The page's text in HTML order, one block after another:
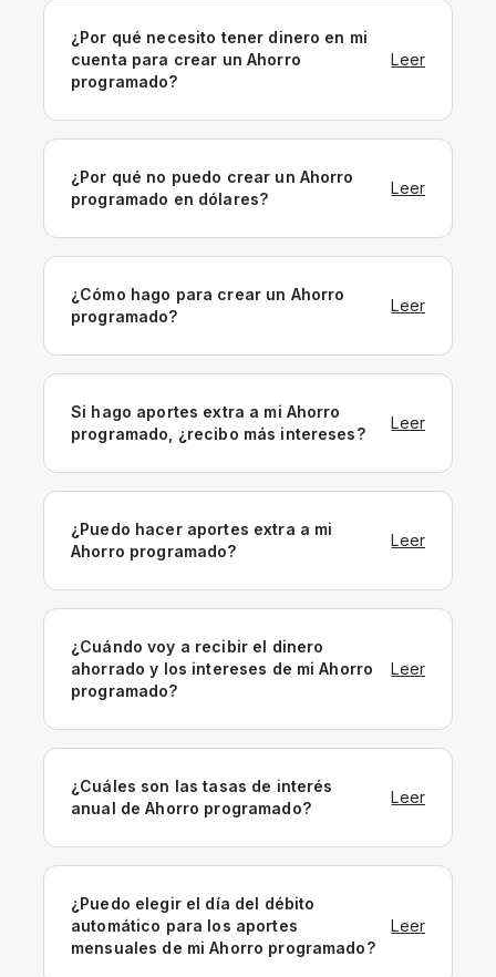
¿Por qué necesito tener dinero en mi
cuenta para crear un Ahorro
programado?
Leer
¿Por qué no puedo crear un Ahorro
programado en dólares?
Leer
¿Cómo hago para crear un Ahorro
programado?
Leer
Si hago aportes extra a mi Ahorro
programado, ¿recibo más intereses?
Leer
¿Puedo hacer aportes extra a mi
Ahorro programado?
Leer
¿Cuándo voy a recibir el dinero
ahorrado y los intereses de mi Ahorro
programado?
Leer
¿Cuáles son las tasas de interés
anual de Ahorro programado?
Leer
¿Puedo elegir el día del débito
automático para los aportes
mensuales de mi Ahorro programado?
Leer